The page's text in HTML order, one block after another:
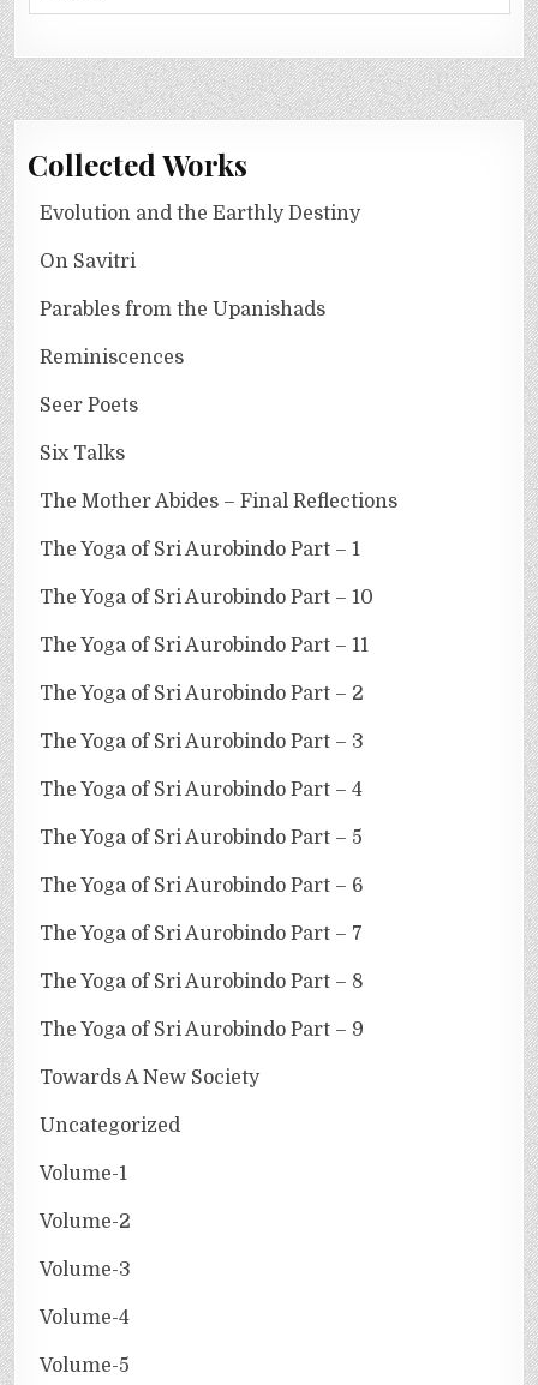
Collected Works
Evolution and the Earthly Destiny
On Savitri
Parables from the Upanishads
Reminiscences
Seer Poets
Six Talks
The Mother Abides – Final Reflections
The Yoga of Sri Aurobindo Part – 1
The Yoga of Sri Aurobindo Part – 10
The Yoga of Sri Aurobindo Part – 11
The Yoga of Sri Aurobindo Part – 2
The Yoga of Sri Aurobindo Part – 3
The Yoga of Sri Aurobindo Part – 4
The Yoga of Sri Aurobindo Part – 5
The Yoga of Sri Aurobindo Part – 6
The Yoga of Sri Aurobindo Part – 7
The Yoga of Sri Aurobindo Part – 8
The Yoga of Sri Aurobindo Part – 9
Towards A New Society
Uncategorized
Volume-1
Volume-2
Volume-3
Volume-4
Volume-5